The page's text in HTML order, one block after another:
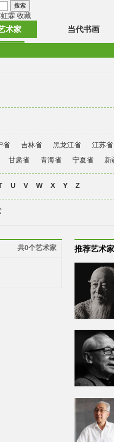
霖 收藏
术家 当代书画
省 吉林省 黑龙江省 江苏省
甘肃省 青海省 宁夏省 新
U V W X Y Z
共0个艺术家 推荐艺术家